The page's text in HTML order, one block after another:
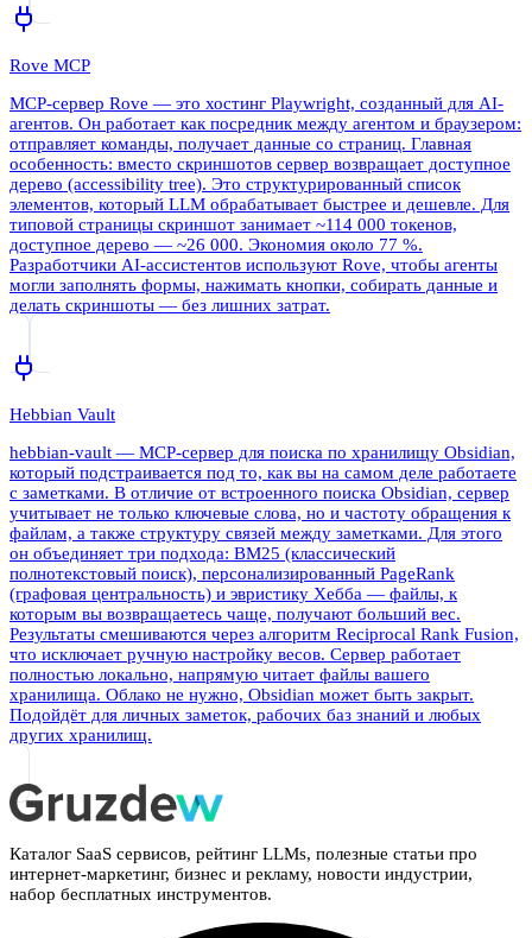
Rove MCP
MCP-сервер Rove — это хостинг Playwright, созданный для AI-
агентов. Он работает как посредник между агентом и браузером:
отправляет команды, получает данные со страниц. Главная
особенность: вместо скриншотов сервер возвращает доступное
дерево (accessibility tree). Это структурированный список
элементов, который LLM обрабатывает быстрее и дешевле. Для
типовой страницы скриншот занимает ~114 000 токенов,
доступное дерево — ~26 000. Экономия около 77 %.
Разработчики AI-ассистентов используют Rove, чтобы агенты
могли заполнять формы, нажимать кнопки, собирать данные и
делать скриншоты — без лишних затрат.
Hebbian Vault
hebbian-vault — MCP-сервер для поиска по хранилищу Obsidian,
который подстраивается под то, как вы на самом деле работаете
с заметками. В отличие от встроенного поиска Obsidian, сервер
учитывает не только ключевые слова, но и частоту обращения к
файлам, а также структуру связей между заметками. Для этого
он объединяет три подхода: BM25 (классический
полнотекстовый поиск), персонализированный PageRank
(графовая центральность) и эвристику Хебба — файлы, к
которым вы возвращаетесь чаще, получают больший вес.
Результаты смешиваются через алгоритм Reciprocal Rank Fusion,
что исключает ручную настройку весов. Сервер работает
полностью локально, напрямую читает файлы вашего
хранилища. Облако не нужно, Obsidian может быть закрыт.
Подойдёт для личных заметок, рабочих баз знаний и любых
других хранилищ.
Каталог SaaS сервисов, рейтинг LLMs, полезные статьи про
интернет-маркетинг, бизнес и рекламу, новости индустрии,
набор бесплатных инструментов.